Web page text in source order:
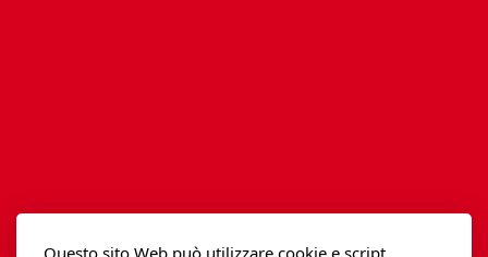
Questo sito Web può utilizzare cookie e script